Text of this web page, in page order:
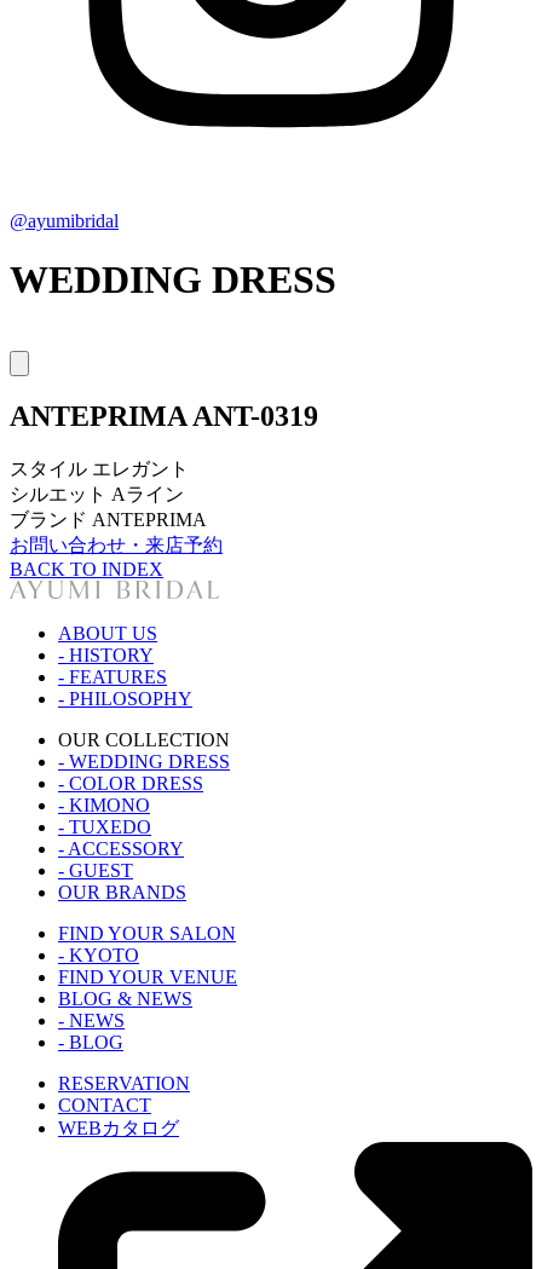
@ayumibridal
WEDDING DRESS
ANTEPRIMA ANT-0319
スタイル エレガント
シルエット Aライン
ブランド ANTEPRIMA
お問い合わせ・来店予約
BACK TO INDEX
ABOUT US
- HISTORY
- FEATURES
- PHILOSOPHY
OUR COLLECTION
- WEDDING DRESS
- COLOR DRESS
- KIMONO
- TUXEDO
- ACCESSORY
- GUEST
OUR BRANDS
FIND YOUR SALON
- KYOTO
FIND YOUR VENUE
BLOG & NEWS
- NEWS
- BLOG
RESERVATION
CONTACT
WEBカタログ